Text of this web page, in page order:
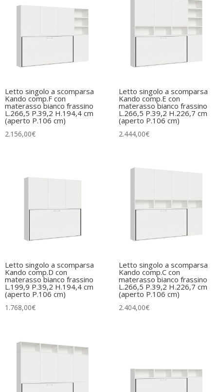
Letto singolo a scomparsa
Kando comp.F con
materasso bianco frassino
L.266,5 P.39,2 H.194,4 cm
(aperto P.106 cm)
2.156,00€
Letto singolo a scomparsa
Kando comp.E con
materasso bianco frassino
L.266,5 P.39,2 H.226,7 cm
(aperto P.106 cm)
2.444,00€
Letto singolo a scomparsa
Kando comp.D con
materasso bianco frassino
L.199,9 P.39,2 H.194,4 cm
(aperto P.106 cm)
1.768,00€
Letto singolo a scomparsa
Kando comp.C con
materasso bianco frassino
L.266,5 P.39,2 H.226,7 cm
(aperto P.106 cm)
2.404,00€